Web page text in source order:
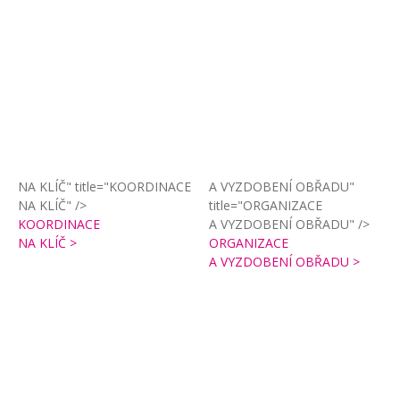
NA KLÍČ" title="KOORDINACE
NA KLÍČ" />
KOORDINACE
NA KLÍČ >
A VYZDOBENÍ OBŘADU"
title="ORGANIZACE
A VYZDOBENÍ OBŘADU" />
ORGANIZACE
A VYZDOBENÍ OBŘADU >